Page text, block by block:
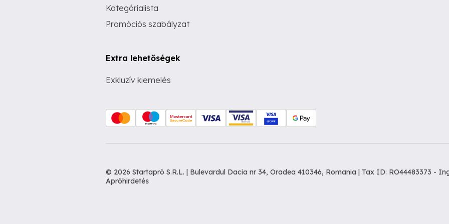
Kategórialista
Promóciós szabályzat
Extra lehetőségek
Exkluzív kiemelés
© 2026 Startapró S.R.L. | Bulevardul Dacia nr 34, Oradea 410346, Romania | Tax ID: RO44483373 -
Apróhirdetés